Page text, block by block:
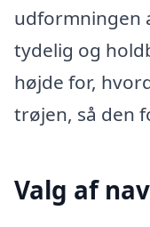
udformningen
tydelig og
højde for,
trøjen, så den
Valg af